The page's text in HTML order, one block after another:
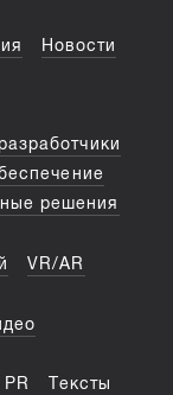
Новости
решения
VR/AR
PR
Тексты